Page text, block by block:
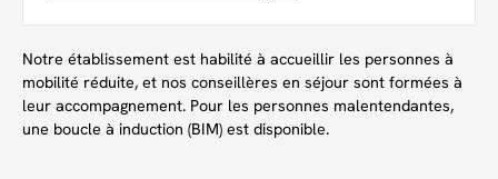
Notre établissement est habilité à accueillir les personnes à
mobilité réduite, et nos conseillères en séjour sont formées à
leur accompagnement. Pour les personnes malentendantes,
une boucle à induction (BIM) est disponible.